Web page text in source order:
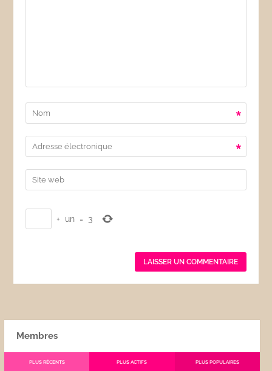
*
*
+ un = 3
Membres
PLUS RÉCENTS PLUS ACTIFS PLUS POPULAIRES